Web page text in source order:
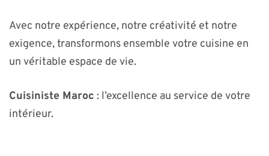
Avec notre expérience, notre créativité et notre
exigence, transformons ensemble votre cuisine en
un véritable espace de vie.
Cuisiniste Maroc : l’excellence au service de votre
intérieur.